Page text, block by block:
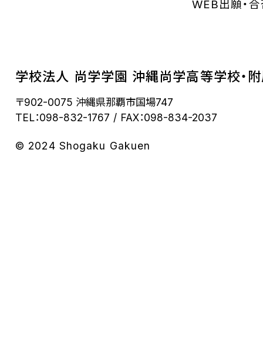
WEB出願・
学校法人 尚学学園 沖縄尚学高等学校・
〒902-0075 沖縄県那覇市国場747
TEL：098-832-1767
FAX：098-834-2037
© 2024 Shogaku Gakuen